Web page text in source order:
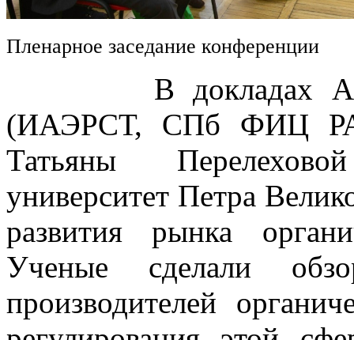
Пленарное заседание конференции
В докладах
(ИАЭРСТ, СПб ФИЦ
Татьяны
университет Петра
развития рынка
Ученые сделали
производителей